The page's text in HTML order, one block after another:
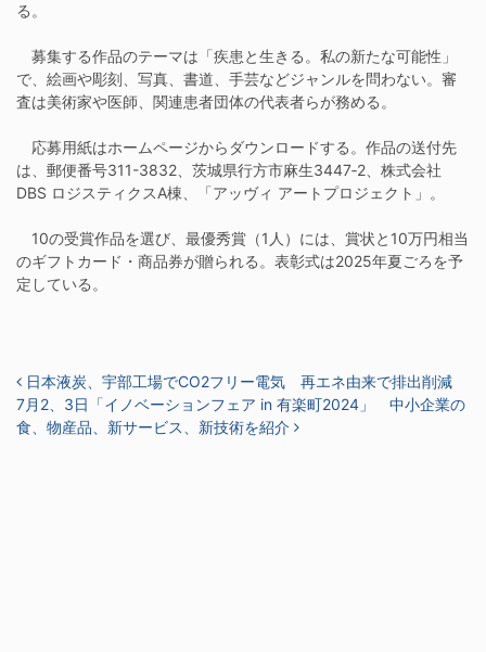
る。
募集する作品のテーマは「疾患と生きる。私の新たな可能性」
で、絵画や彫刻、写真、書道、手芸などジャンルを問わない。審
査は美術家や医師、関連患者団体の代表者らが務める。
応募用紙はホームページからダウンロードする。作品の送付先
は、郵便番号311-3832、茨城県行方市麻生3447‐2、株式会社
DBS ロジスティクスA棟、「アッヴィ アートプロジェクト」。
10の受賞作品を選び、最優秀賞（1人）には、賞状と10万円相当
のギフトカード・商品券が贈られる。表彰式は2025年夏ごろを予
定している。
投稿ナビゲーション
日本液炭、宇部工場でCO2フリー電気 再エネ由来で排出削減
7月2、3日「イノベーションフェア in 有楽町2024」 中小企業の
食、物産品、新サービス、新技術を紹介